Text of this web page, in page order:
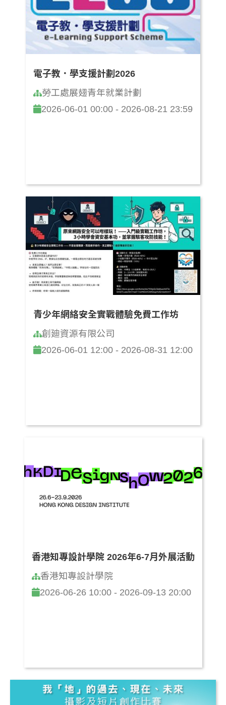
電子教．學支援計劃2026
勞工處展翅青年就業計劃
2026-06-01 00:00 - 2026-08-21 23:59
青少年網絡安全實戰體驗免費工作坊
創廸資源有限公司
2026-06-01 12:00 - 2026-08-31 12:00
香港知專設計學院 2026年6-7月外展活動
香港知專設計學院
2026-06-26 10:00 - 2026-09-13 20:00